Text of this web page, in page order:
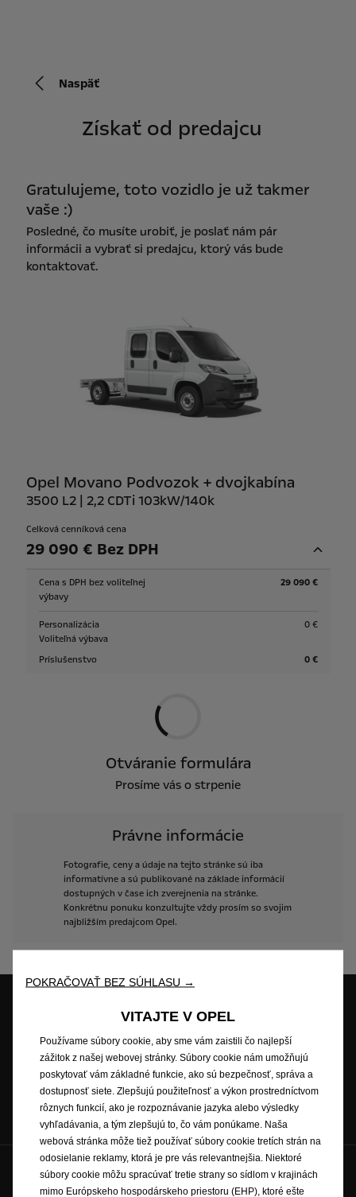
Naspäť
Získať od predajcu
Gratulujeme, toto vozidlo je už takmer
vaše :)
Posledné, čo musíte urobiť, je poslať nám pár
informácii a vybrať si predajcu, ktorý vás bude
kontaktovať.
Opel Movano Podvozok + dvojkabína
3500 L2 | 2,2 CDTi 103kW/140k
Celková cenníková cena
29 090 € Bez DPH
Cena s DPH bez voliteľnej
výbavy
29 090 €
Personalizácia
0 €
Voliteľná výbava
Príslušenstvo
0 €
Otváranie formulára
Prosíme vás o strpenie
Právne informácie
Fotografie, ceny a údaje na tejto stránke sú iba
informatívne a sú publikované na základe informácií
dostupných v čase ich zverejnenia na stránke.
Konkrétnu ponuku konzultujte vždy prosím so svojim
najbližším predajcom Opel.
Skúšobná jazda Skladové vozidlá Cenová ponuka
Objednať do
servisu
Katalógy &
cenníky
Opel Professional
Hovorte s nami na
POKRAČOVAŤ BEZ SÚHLASU →
VITAJTE V OPEL
Používame súbory cookie, aby sme vám zaistili čo najlepší
zážitok z našej webovej stránky. Súbory cookie nám umožňujú
poskytovať vám základné funkcie, ako sú bezpečnosť, správa a
dostupnosť siete. Zlepšujú použiteľnosť a výkon prostredníctvom
rôznych funkcií, ako je rozpoznávanie jazyka alebo výsledky
vyhľadávania, a tým zlepšujú to, čo vám ponúkame. Naša
webová stránka môže tiež používať súbory cookie tretích strán na
odosielanie reklamy, ktorá je pre vás relevantnejšia. Niektoré
súbory cookie môžu spracúvať tretie strany so sídlom v krajinách
mimo Európskeho hospodárskeho priestoru (EHP), ktoré ešte